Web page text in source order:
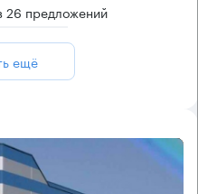
26 предложений
ещё